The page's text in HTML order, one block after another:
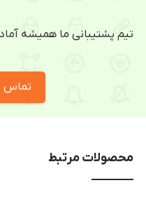
تیم پشتیبانی ما همیشه
تماس
محصولات مرتبط